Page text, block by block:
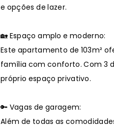
e opções de lazer.
🏡 Espaço amplo e moderno:
Este apartamento de 103m²
família com conforto. Com 3
próprio espaço privativo.
🔑 Vagas de garagem:
Além de todas as